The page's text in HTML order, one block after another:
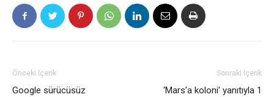
Önceki İçerik
Google sürücüsüz
Sonraki İçerik
‘Mars’a koloni’ yanıtıyla 1